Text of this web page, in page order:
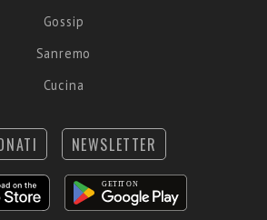
Gossip
Sanremo
Cucina
NEWSLETTER